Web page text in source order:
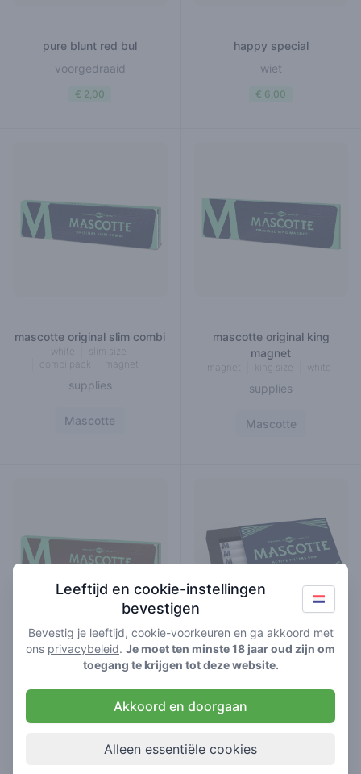
pure blunt red bul
voorgedraaid
€ 2,00
happy special
wiet
€ 6,00
mascotte original slim combi
white
slim size
combi pack
magnet
supplies
Mascotte
mascotte original king
magnet
magnet king size white
supplies
Mascotte
mascotte brown slim combi
magnet
slim size
unbleached
supplies
Mascotte
mascotte active slim filters
10-pack
active filter
supplies
Mascotte
Leeftijd en cookie-instellingen
bevestigen
Bevestig je leeftijd, cookie-voorkeuren en ga akkoord met
ons privacybeleid. Je moet ten minste 18 jaar oud zijn om
toegang te krijgen tot deze website.
Akkoord en doorgaan
Alleen essentiële cookies